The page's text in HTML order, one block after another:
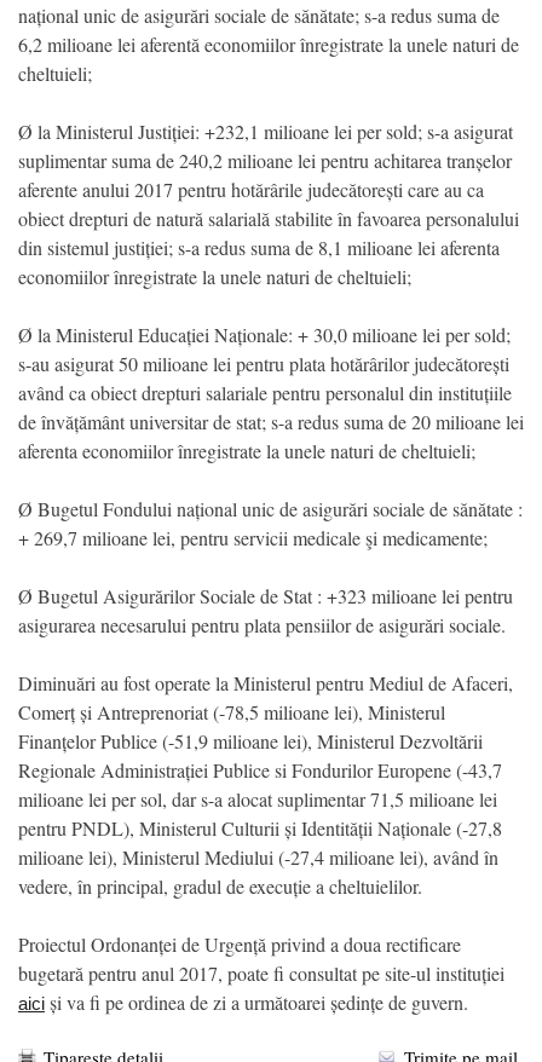
național unic de asigurări sociale de sănătate; s-a redus suma de
6,2 milioane lei aferentă economiilor înregistrate la unele naturi de
cheltuieli;
Ø la Ministerul Justiției: +232,1 milioane lei per sold; s-a asigurat
suplimentar suma de 240,2 milioane lei pentru achitarea tranșelor
aferente anului 2017 pentru hotărârile judecătorești care au ca
obiect drepturi de natură salarială stabilite în favoarea personalului
din sistemul justiției; s-a redus suma de 8,1 milioane lei aferenta
economiilor înregistrate la unele naturi de cheltuieli;
Ø la Ministerul Educației Naționale: + 30,0 milioane lei per sold;
s-au asigurat 50 milioane lei pentru plata hotărârilor judecătorești
având ca obiect drepturi salariale pentru personalul din instituțiile
de învățământ universitar de stat; s-a redus suma de 20 milioane lei
aferenta economiilor înregistrate la unele naturi de cheltuieli;
Ø Bugetul Fondului național unic de asigurări sociale de sănătate :
+ 269,7 milioane lei, pentru servicii medicale şi medicamente;
Ø Bugetul Asigurărilor Sociale de Stat : +323 milioane lei pentru
asigurarea necesarului pentru plata pensiilor de asigurări sociale.
Diminuări au fost operate la Ministerul pentru Mediul de Afaceri,
Comerț și Antreprenoriat (-78,5 milioane lei), Ministerul
Finanțelor Publice (-51,9 milioane lei), Ministerul Dezvoltării
Regionale Administrației Publice si Fondurilor Europene (-43,7
milioane lei per sol, dar s-a alocat suplimentar 71,5 milioane lei
pentru PNDL), Ministerul Culturii și Identității Naționale (-27,8
milioane lei), Ministerul Mediului (-27,4 milioane lei), având în
vedere, în principal, gradul de execuție a cheltuielilor.
Proiectul Ordonanței de Urgență privind a doua rectificare
bugetară pentru anul 2017, poate fi consultat pe site-ul instituției
aici și va fi pe ordinea de zi a următoarei ședințe de guvern.
Tipareste detalii Trimite pe mail